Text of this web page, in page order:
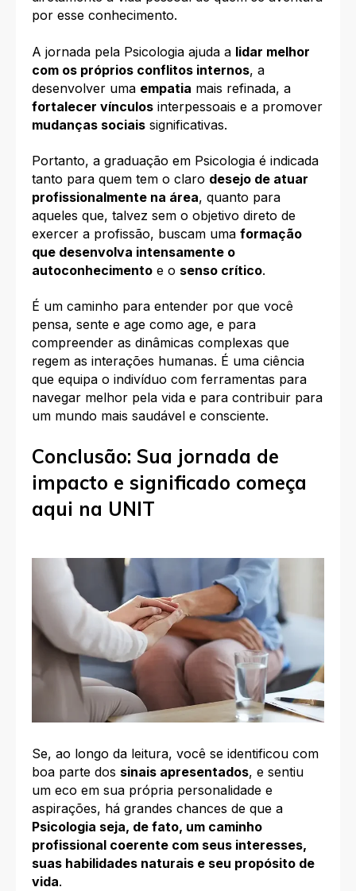
por esse conhecimento.
A jornada pela Psicologia ajuda a lidar melhor
com os próprios conflitos internos, a
desenvolver uma empatia mais refinada, a
fortalecer vínculos interpessoais e a promover
mudanças sociais significativas.
Portanto, a graduação em Psicologia é indicada
tanto para quem tem o claro desejo de atuar
profissionalmente na área, quanto para
aqueles que, talvez sem o objetivo direto de
exercer a profissão, buscam uma formação
que desenvolva intensamente o
autoconhecimento e o senso crítico.
É um caminho para entender por que você
pensa, sente e age como age, e para
compreender as dinâmicas complexas que
regem as interações humanas. É uma ciência
que equipa o indivíduo com ferramentas para
navegar melhor pela vida e para contribuir para
um mundo mais saudável e consciente.
Conclusão: Sua jornada de
impacto e significado começa
aqui na UNIT
Se, ao longo da leitura, você se identificou com
boa parte dos sinais apresentados, e sentiu
um eco em sua própria personalidade e
aspirações, há grandes chances de que a
Psicologia seja, de fato, um caminho
profissional coerente com seus interesses,
suas habilidades naturais e seu propósito de
vida.